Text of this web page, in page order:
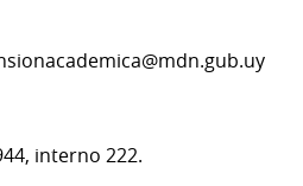
interno 222.